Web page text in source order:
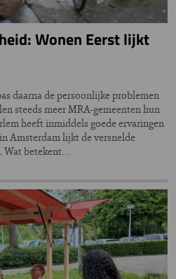
Wonen Eerst lijkt
daarna de persoonlijke problemen
steeds meer MRA-gemeenten hun
heeft inmiddels goede ervaringen
Amsterdam lijkt de versnelde
Wat betekent…